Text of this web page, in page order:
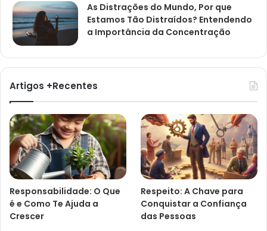
As Distrações do Mundo, Por que
Estamos Tão Distraídos? Entendendo
a Importância da Concentração
Artigos +Recentes
Responsabilidade: O Que
é e Como Te Ajuda a
Crescer
Respeito: A Chave para
Conquistar a Confiança
das Pessoas